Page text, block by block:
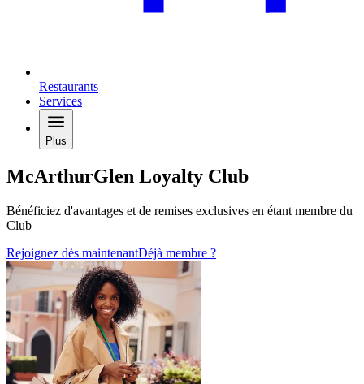
Restaurants
Services
Plus
McArthurGlen Loyalty Club
Bénéficiez d'avantages et de remises exclusives en étant membre du
Club
Rejoignez dès maintenantDéjà membre ?